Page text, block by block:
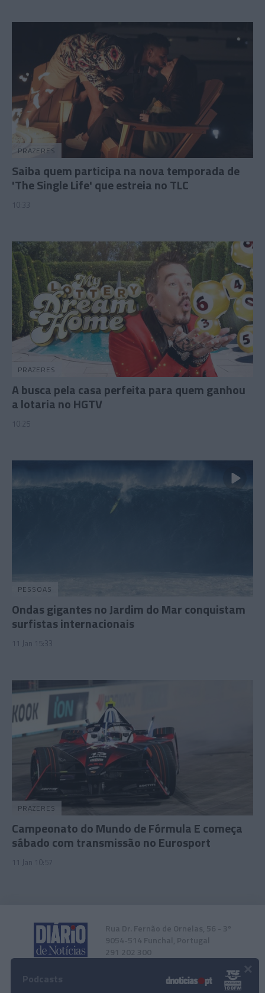
PRAZERES
Saiba quem participa na nova temporada de
'The Single Life' que estreia no TLC
10:33
PRAZERES
A busca pela casa perfeita para quem ganhou
a lotaria no HGTV
10:25
PESSOAS
Ondas gigantes no Jardim do Mar conquistam
surfistas internacionais
11 Jan 15:33
PRAZERES
Campeonato do Mundo de Fórmula E começa
sábado com transmissão no Eurosport
11 Jan 10:57
Rua Dr. Fernão de Ornelas, 56 - 3º
9054-514 Funchal, Portugal
291 202 300
Instale a nossa App ×